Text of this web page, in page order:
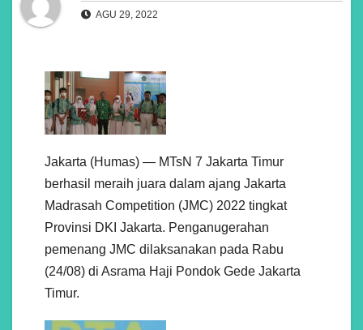
AGU 29, 2022
Jakarta (Humas) — MTsN 7 Jakarta Timur
berhasil meraih juara dalam ajang Jakarta
Madrasah Competition (JMC) 2022 tingkat
Provinsi DKI Jakarta. Penganugerahan
pemenang JMC dilaksanakan pada Rabu
(24/08) di Asrama Haji Pondok Gede Jakarta
Timur.